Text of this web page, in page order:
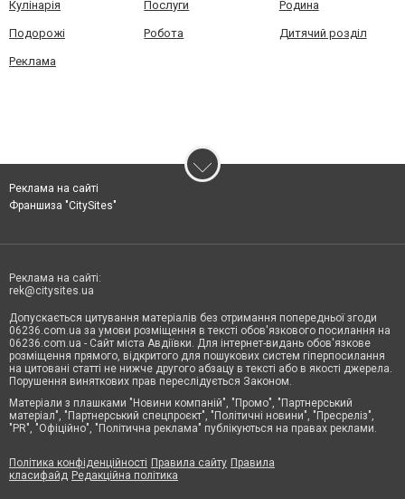
Кулінарія Послуги Родина
Подорожі Робота Дитячий розділ
Реклама
Реклама на сайті
Франшиза "CitySites"
Реклама на сайті:
rek@citysites.ua
Допускається цитування матеріалів без отримання попередньої згоди
06236.com.ua за умови розміщення в тексті обов'язкового посилання на
06236.com.ua - Сайт міста Авдіївки. Для інтернет-видань обов'язкове
розміщення прямого, відкритого для пошукових систем гіперпосилання
на цитовані статті не нижче другого абзацу в тексті або в якості джерела.
Порушення виняткових прав переслідується Законом.
Матеріали з плашками "Новини компаній", "Промо", "Партнерський
матеріал", "Партнерський спецпроєкт", "Політичні новини", "Пресреліз",
"PR", "Офіційно", "Політична реклама" публікуються на правах реклами.
Політика конфіденційності Правила сайту Правила
класифайд Редакційна політика